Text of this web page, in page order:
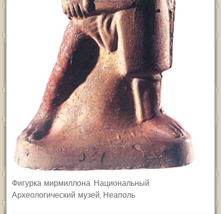
Фигурка мирмиллона. Национальный
Археологический музей, Неаполь